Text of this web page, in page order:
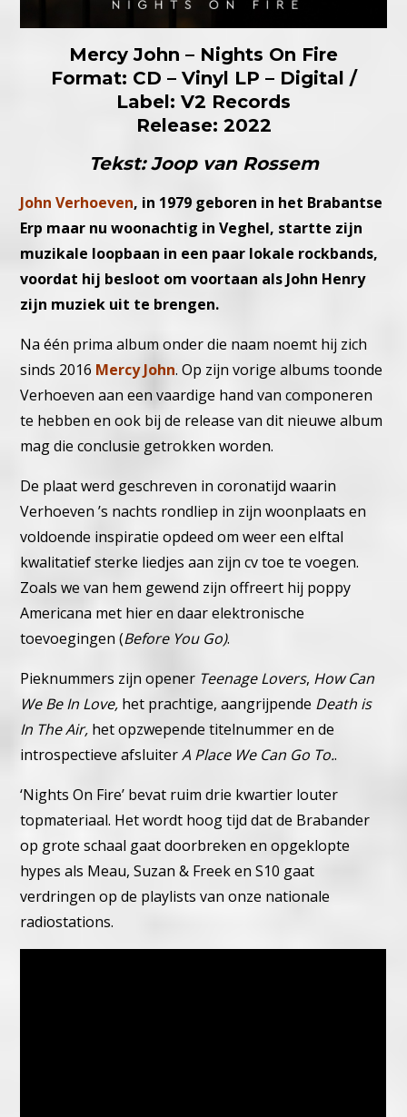
Mercy John – Nights On Fire
Format: CD – Vinyl LP – Digital /
Label: V2 Records
Release: 2022
Tekst: Joop van Rossem
John Verhoeven, in 1979 geboren in het Brabantse
Erp maar nu woonachtig in Veghel, startte zijn
muzikale loopbaan in een paar lokale rockbands,
voordat hij besloot om voortaan als John Henry
zijn muziek uit te brengen.
Na één prima album onder die naam noemt hij zich
sinds 2016 Mercy John. Op zijn vorige albums toonde
Verhoeven aan een vaardige hand van componeren
te hebben en ook bij de release van dit nieuwe album
mag die conclusie getrokken worden.
De plaat werd geschreven in coronatijd waarin
Verhoeven ’s nachts rondliep in zijn woonplaats en
voldoende inspiratie opdeed om weer een elftal
kwalitatief sterke liedjes aan zijn cv toe te voegen.
Zoals we van hem gewend zijn offreert hij poppy
Americana met hier en daar elektronische
toevoegingen (Before You Go).
Pieknummers zijn opener Teenage Lovers, How Can
We Be In Love, het prachtige, aangrijpende Death is
In The Air, het opzwepende titelnummer en de
introspectieve afsluiterA Place We Can Go To..
‘Nights On Fire’ bevat ruim drie kwartier louter
topmateriaal. Het wordt hoog tijd dat de Brabander
op grote schaal gaat doorbreken en opgeklopte
hypes als Meau, Suzan & Freek en S10 gaat
verdringen op de playlists van onze nationale
radiostations.